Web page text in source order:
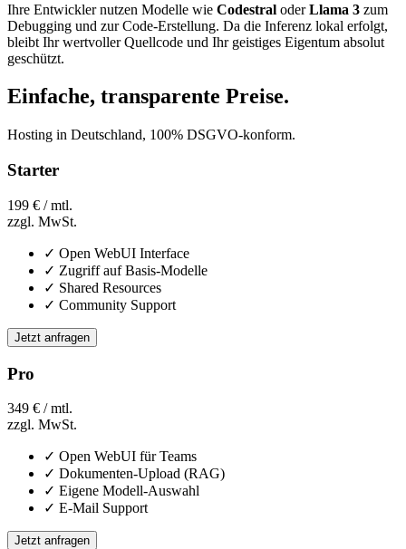
Ihre Entwickler nutzen Modelle wie Codestral oderLlama 3 zum
Debugging und zur Code-Erstellung. Da die Inferenz lokal erfolgt,
bleibt Ihr wertvoller Quellcode und Ihr geistiges Eigentum absolut
geschützt.
Einfache, transparente Preise.
Hosting in Deutschland, 100% DSGVO-konform.
Starter
199 € / mtl.
zzgl. MwSt.
✓ Open WebUI Interface
✓ Zugriff auf Basis-Modelle
✓ Shared Resources
✓ Community Support
Jetzt anfragen
Pro
349 € / mtl.
zzgl. MwSt.
✓ Open WebUI für Teams
✓ Dokumenten-Upload (RAG)
✓ Eigene Modell-Auswahl
✓ E-Mail Support
Jetzt anfragen